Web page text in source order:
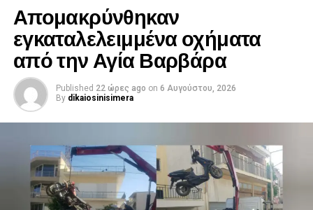
Απομακρύνθηκαν
εγκαταλελειμμένα οχήματα
από την Αγία Βαρβάρα
Published 22 ώρες ago on 6 Αυγούστου, 2026
By dikaiosinisimera